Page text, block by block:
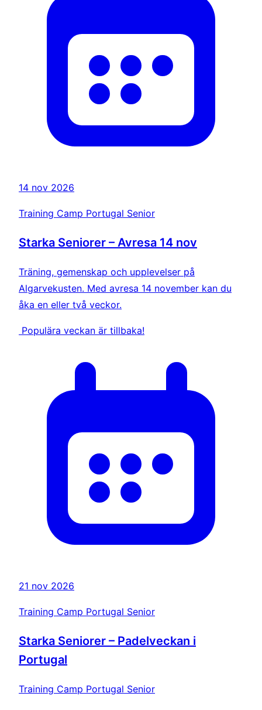
14 nov 2026
Training Camp Portugal Senior
Starka Seniorer – Avresa 14 nov
Träning, gemenskap och upplevelser på
Algarvekusten. Med avresa 14 november kan du
åka en eller två veckor.
Populära veckan är tillbaka!
21 nov 2026
Training Camp Portugal Senior
Starka Seniorer – Padelveckan i
Portugal
Training Camp Portugal Senior